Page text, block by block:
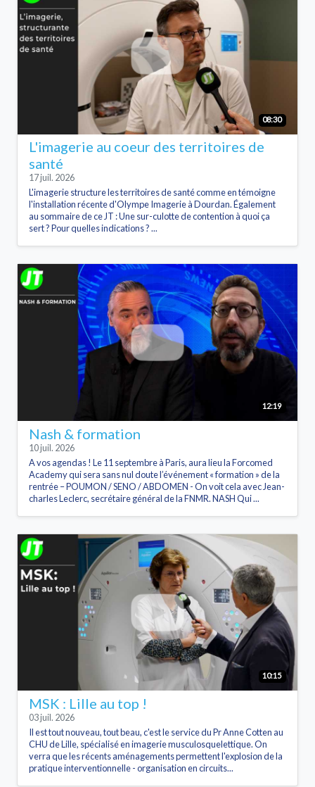
08:30
L'imagerie au coeur des territoires de
santé
17 juil. 2026
L'imagerie structure les territoires de santé comme en témoigne
l'installation récente d'Olympe Imagerie à Dourdan. Également
au sommaire de ce JT : Une sur-culotte de contention à quoi ça
sert ? Pour quelles indications ? ...
12:19
Nash & formation
10 juil. 2026
A vos agendas ! Le 11 septembre à Paris, aura lieu la Forcomed
Academy qui sera sans nul doute l’événement « formation » de la
rentrée – POUMON / SENO / ABDOMEN - On voit cela avec Jean-
charles Leclerc, secrétaire général de la FNMR. NASH Qui ...
10:15
MSK : Lille au top !
03 juil. 2026
Il est tout nouveau, tout beau, c'est le service du Pr Anne Cotten au
CHU de Lille, spécialisé en imagerie musculosquelettique. On
verra que les récents aménagements permettent l'explosion de la
pratique interventionnelle - organisation en circuits...